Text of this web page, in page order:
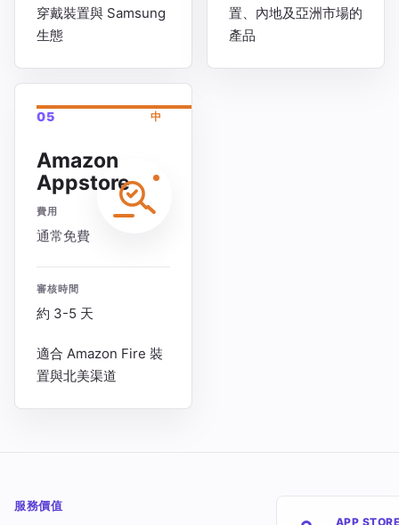
穿戴裝置與 Samsung
生態
置、內地及亞洲市場的
產品
05 中
Amazon
Appstore
費用
通常免費
審核時間
約 3-5 天
適合 Amazon Fire 裝
置與北美渠道
服務價值
APP